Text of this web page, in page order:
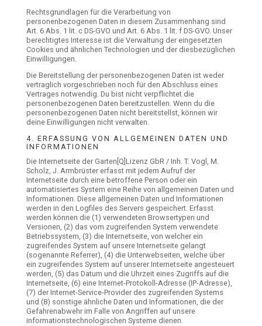
Rechtsgrundlagen für die Verarbeitung von
personenbezogenen Daten in diesem Zusammenhang sind
Art. 6 Abs. 1 lit. c DS-GVO und Art. 6 Abs. 1 lit. f DS-GVO. Unser
berechtigtes Interesse ist die Verwaltung der eingesetzten
Cookies und ähnlichen Technologien und der diesbezüglichen
Einwilligungen.
Die Bereitstellung der personenbezogenen Daten ist weder
vertraglich vorgeschrieben noch für den Abschluss eines
Vertrages notwendig. Du bist nicht verpflichtet die
personenbezogenen Daten bereitzustellen. Wenn du die
personenbezogenen Daten nicht bereitstellst, können wir
deine Einwilligungen nicht verwalten.
4. ERFASSUNG VON ALLGEMEINEN DATEN UND
INFORMATIONEN
Die Internetseite der Garten[Q]Lizenz GbR / Inh. T. Vogl, M.
Scholz, J. Armbrüster erfasst mit jedem Aufruf der
Internetseite durch eine betroffene Person oder ein
automatisiertes System eine Reihe von allgemeinen Daten und
Informationen. Diese allgemeinen Daten und Informationen
werden in den Logfiles des Servers gespeichert. Erfasst
werden können die (1) verwendeten Browsertypen und
Versionen, (2) das vom zugreifenden System verwendete
Betriebssystem, (3) die Internetseite, von welcher ein
zugreifendes System auf unsere Internetseite gelangt
(sogenannte Referrer), (4) die Unterwebseiten, welche über
ein zugreifendes System auf unserer Internetseite angesteuert
werden, (5) das Datum und die Uhrzeit eines Zugriffs auf die
Internetseite, (6) eine Internet-Protokoll-Adresse (IP-Adresse),
(7) der Internet-Service-Provider des zugreifenden Systems
und (8) sonstige ähnliche Daten und Informationen, die der
Gefahrenabwehr im Falle von Angriffen auf unsere
informationstechnologischen Systeme dienen.